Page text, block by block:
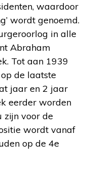
waardoor
wordt genoemd.
in alle
Abraham
Tot aan 1939
de laatste
jaar en 2 jaar
eerder worden
zijn voor de
wordt vanaf
op de 4e